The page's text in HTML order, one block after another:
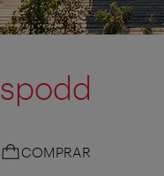
spodd
COMPRAR